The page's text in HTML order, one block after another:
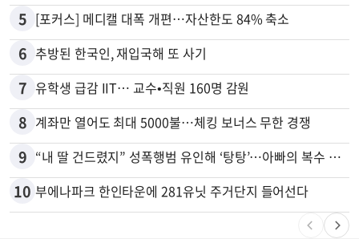
5 [포커스] 메디캘 대폭 개편…자산한도 84% 축소
6 추방된 한국인, 재입국해 또 사기
7 유학생 급감 IIT… 교수•직원 160명 감원
8 계좌만 열어도 최대 5000불…체킹 보너스 무한 경쟁
9 “내 딸 건드렸지” 성폭행범 유인해 ‘탕탕’…아빠의 복수 결말
10 부에나파크 한인타운에 281유닛 주거단지 들어선다